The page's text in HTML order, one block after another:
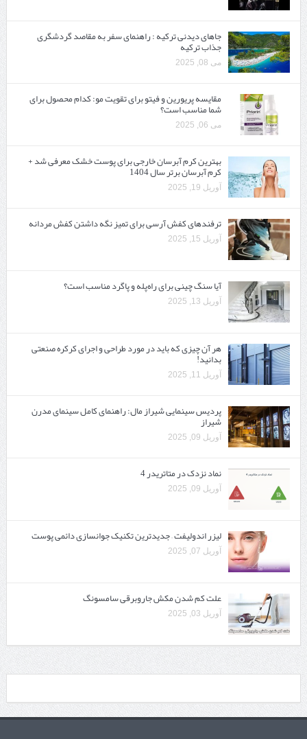
جاهای دیدنی ترکیه : راهنمای سفر به مقاصد گردشگری
جذاب ترکیه
می 08, 2025
مقایسه پریورین و فیتو برای تقویت مو: کدام محصول برای
شما مناسب است؟
می 06, 2025
بهترین کرم آبرسان خارجی برای پوست خشک معرفی شد +
کرم آبرسان برتر سال 1404
آوریل 19, 2025
ترفندهای کفش آرسی برای تمیز نگه داشتن کفش مردانه
آوریل 15, 2025
آیا سنگ چینی برای راه‌پله و پاگرد مناسب است؟
آوریل 13, 2025
هر آن چیزی که باید در مورد طراحی و اجرای کرکره صنعتی
بدانید!
آوریل 11, 2025
پردیس سینمایی شیراز مال: راهنمای کامل سینمای مدرن
شیراز
آوریل 09, 2025
نماد نزدک در متاتریدر 4
آوریل 09, 2025
لیزر اندولیفت – جدیدترین تکنیک جوانسازی دائمی پوست
آوریل 07, 2025
علت کم شدن مکش جاروبرقی سامسونگ
آوریل 03, 2025